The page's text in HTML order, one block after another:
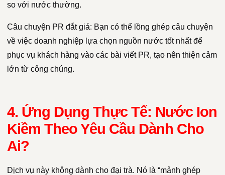
so với nước thường.
Câu chuyện PR đắt giá: Bạn có thể lồng ghép câu chuyện
về việc doanh nghiệp lựa chọn nguồn nước tốt nhất để
phục vụ khách hàng vào các bài viết PR, tạo nên thiện cảm
lớn từ công chúng.
4. Ứng Dụng Thực Tế: Nước Ion
Kiềm Theo Yêu Cầu Dành Cho
Ai?
Dịch vụ này không dành cho đại trà. Nó là “mảnh ghép